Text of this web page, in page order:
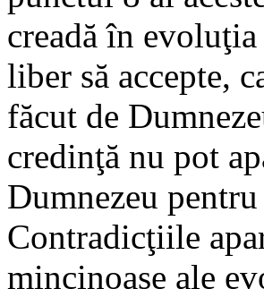
creadă în
liber să accepte,
făcut de
credinţă nu pot
Dumnezeu
Contradicţiile
mincinoase ale